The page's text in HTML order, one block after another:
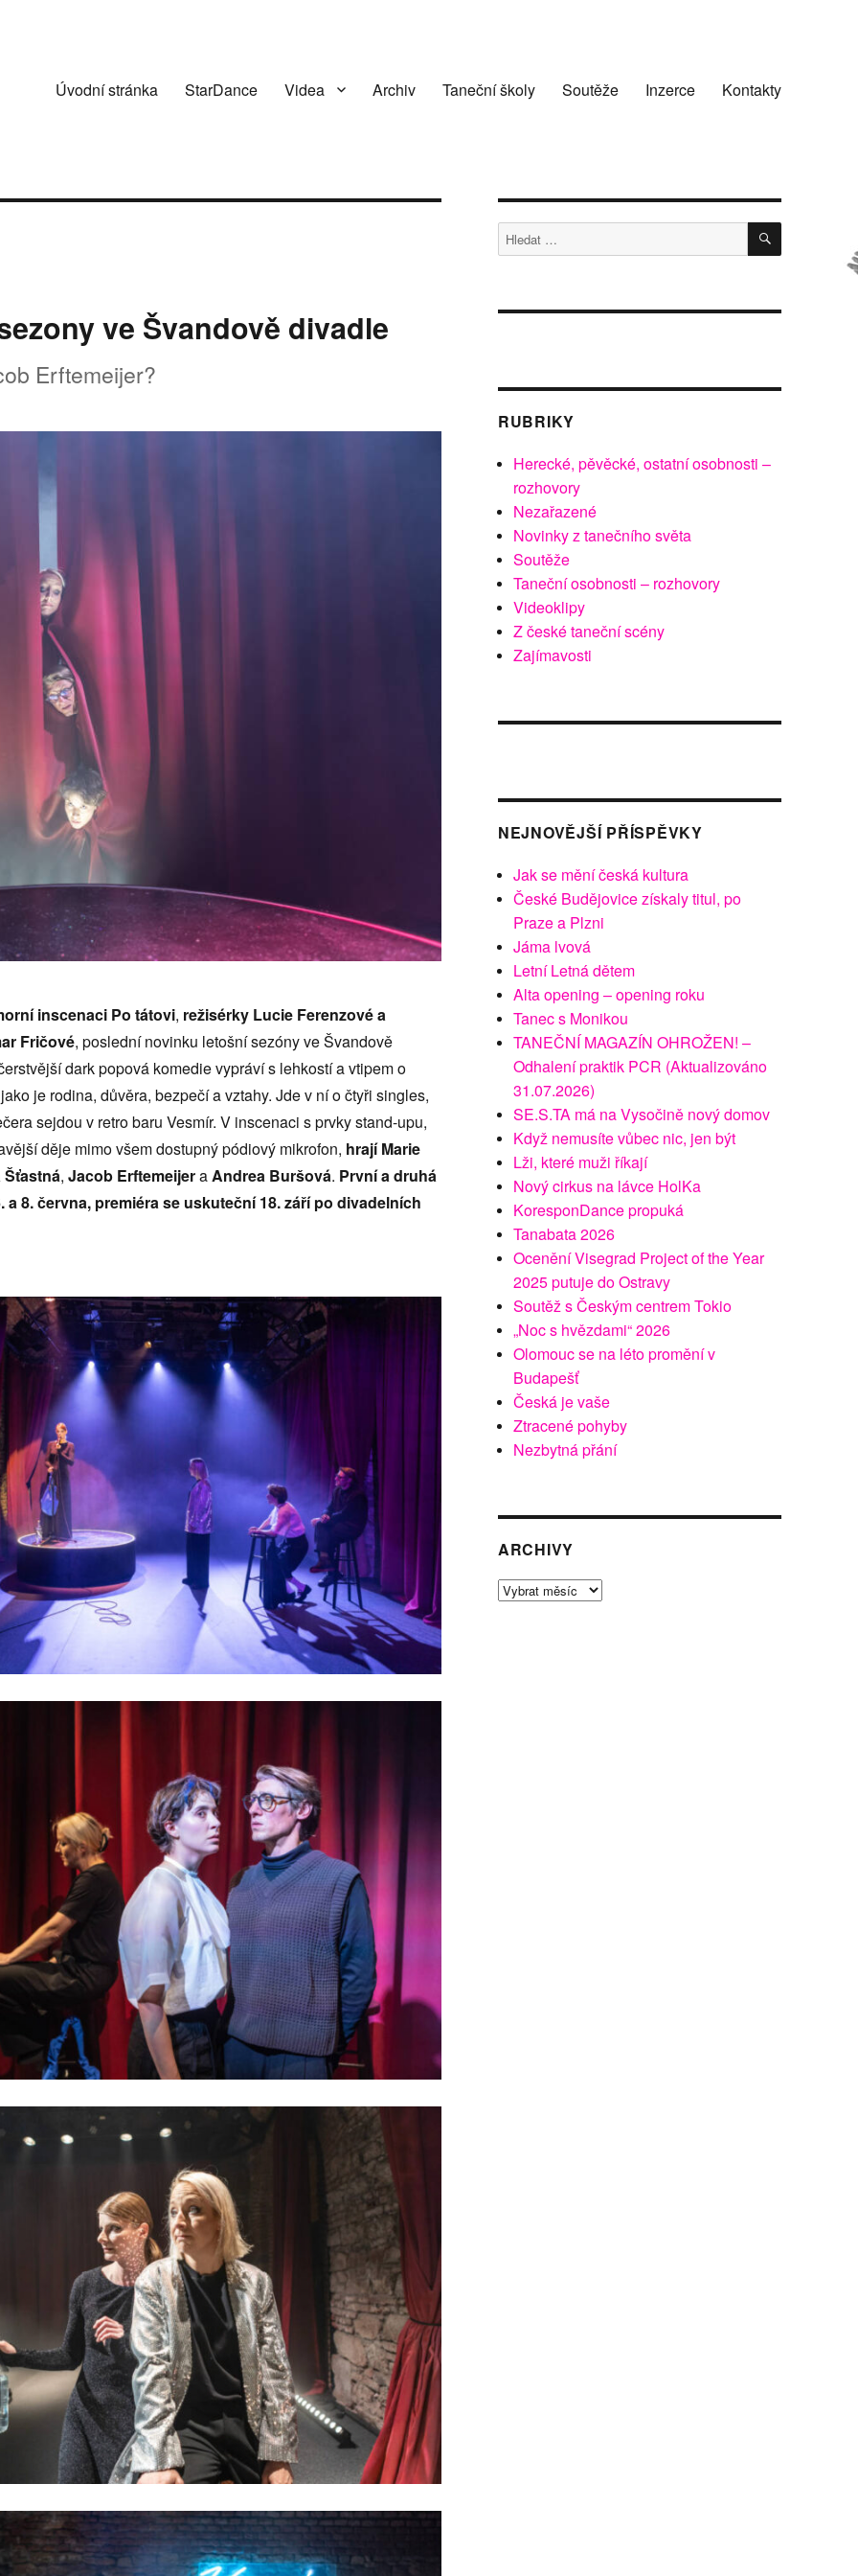
Úvodní stránka StarDance Videa Archiv Taneční školy Soutěže Inzerce Kontakty
ve Švandově divadle
Erftemeijer?
inscenaci Po tátovi, režisérky Lucie Ferenzové a
Fričové, poslední novinku letošní sezóny ve Švandově
dark popová komedie vypráví s lehkostí a vtipem o
je rodina, důvěra, bezpečí a vztahy. Jde v ní o čtyři singles,
sejdou v retro baru Vesmír. V inscenaci s prvky stand-upu,
děje mimo všem dostupný pódiový mikrofon, hrají Marie
Šťastná, Jacob ErftemeijeraAndrea Buršová. První a druhá
a 8. června, premiéra se uskuteční 18. září po divadelních
Hledat: HLEDÁNÍ
RUBRIKY
Herecké, pěvěcké, ostatní osobnosti –
rozhovory
Nezařazené
Novinky z tanečního světa
Soutěže
Taneční osobnosti – rozhovory
Videoklipy
Z české taneční scény
Zajímavosti
NEJNOVĚJŠÍ PŘÍSPĚVKY
Jak se mění česká kultura
České Budějovice získaly titul, po
Praze a Plzni
Jáma lvová
Letní Letná dětem
Alta opening – opening roku
Tanec s Monikou
TANEČNÍ MAGAZÍN OHROŽEN! –
Odhalení praktik PCR (Aktualizováno
31.07.2026)
SE.S.TA má na Vysočině nový domov
Když nemusíte vůbec nic, jen být
Lži, které muži říkají
Nový cirkus na lávce HolKa
KoresponDance propuká
Tanabata 2026
Ocenění Visegrad Project of the Year
2025 putuje do Ostravy
Soutěž s Českým centrem Tokio
„Noc s hvězdami“ 2026
Olomouc se na léto promění v
Budapešť
Česká je vaše
Ztracené pohyby
Nezbytná přání
ARCHIVY
Archivy